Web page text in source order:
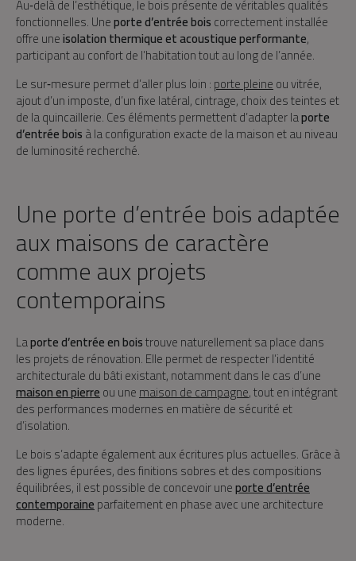
Au‑delà de l’esthétique, le bois présente de véritables qualités
fonctionnelles. Uneporte d’entrée boiscorrectement installée
offre uneisolation thermique et acoustique performante,
participant au confort de l’habitation tout au long de l’année.
Le sur‑mesure permet d’aller plus loin :porte pleineou vitrée,
ajout d’un imposte, d’un fixe latéral, cintrage, choix des teintes et
de la quincaillerie. Ces éléments permettent d’adapter laporte
d’entrée boisà la configuration exacte de la maison et au niveau
de luminosité recherché.
Une porte d’entrée bois adaptée
aux maisons de caractère
comme aux projets
contemporains
Laporte d’entrée en boistrouve naturellement sa place dans
les projets de rénovation. Elle permet de respecter l’identité
architecturale du bâti existant, notamment dans le cas d’une
maison en pierreou unemaison de campagne, tout en intégrant
des performances modernes en matière de sécurité et
d’isolation.
Le bois s’adapte également aux écritures plus actuelles. Grâce à
des lignes épurées, des finitions sobres et des compositions
équilibrées, il est possible de concevoir uneporte d’entrée
contemporaineparfaitement en phase avec une architecture
moderne.